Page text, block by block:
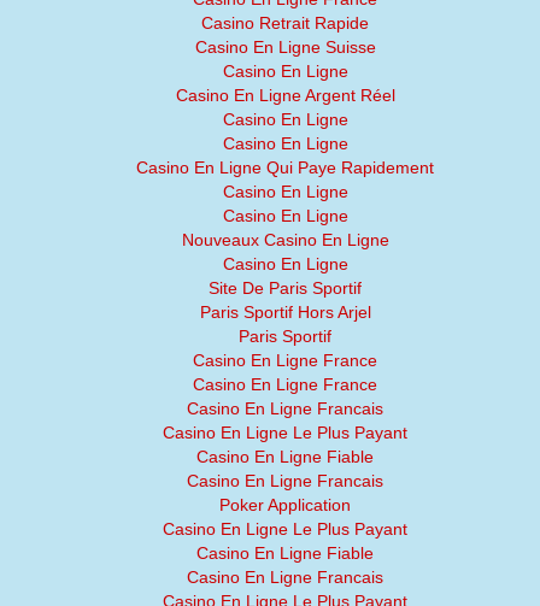
Casino Retrait Rapide
Casino En Ligne Suisse
Casino En Ligne
Casino En Ligne Argent Réel
Casino En Ligne
Casino En Ligne
Casino En Ligne Qui Paye Rapidement
Casino En Ligne
Casino En Ligne
Nouveaux Casino En Ligne
Casino En Ligne
Site De Paris Sportif
Paris Sportif Hors Arjel
Paris Sportif
Casino En Ligne France
Casino En Ligne France
Casino En Ligne Francais
Casino En Ligne Le Plus Payant
Casino En Ligne Fiable
Casino En Ligne Francais
Poker Application
Casino En Ligne Le Plus Payant
Casino En Ligne Fiable
Casino En Ligne Francais
Casino En Ligne Le Plus Payant